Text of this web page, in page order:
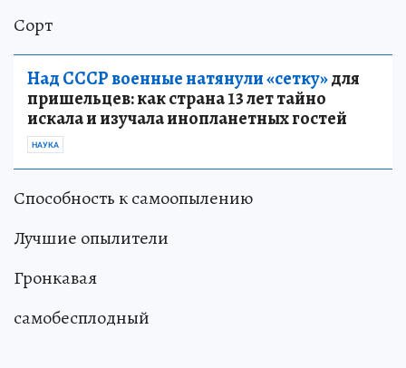
Сорт
Над СССР военные натянули «сетку»для
пришельцев: как страна 13 лет тайно
искала и изучала инопланетных гостей
НАУКА
Способность к самоопылению
Лучшие опылители
Гронкавая
самобесплодный